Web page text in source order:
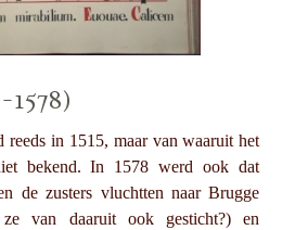
1578)
reeds in 1515, maar van waaruit het
bekend. In 1578 werd ook dat
de zusters vluchtten naar Brugge
ze van daaruit ook gesticht?) en